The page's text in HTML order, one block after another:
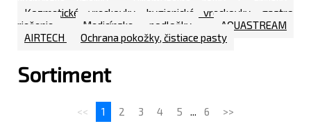
Kozmetické vreckovky, hygienické vreckovky, gastro
riešenie
Medicínske podložky
AQUASTREAM
AIRTECH
Ochrana pokožky, čistiace pasty
Sortiment
<< 1 2 3 4 5 ... 6 >>